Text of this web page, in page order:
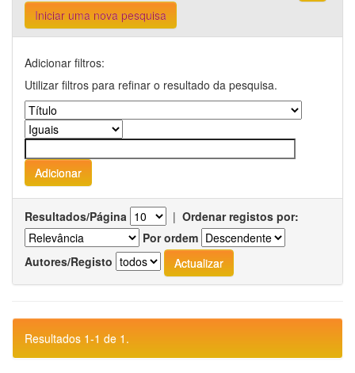
Iniciar uma nova pesquisa
Adicionar filtros:
Utilizar filtros para refinar o resultado da pesquisa.
Resultados/Página | Ordenar registos por:
Por ordem
Autores/Registo
Resultados 1-1 de 1.